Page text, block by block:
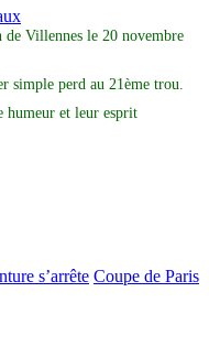
de Villennes le 20 novembre
simple perd au 21ème trou.
humeur et leur esprit
s’arrête Coupe de Paris